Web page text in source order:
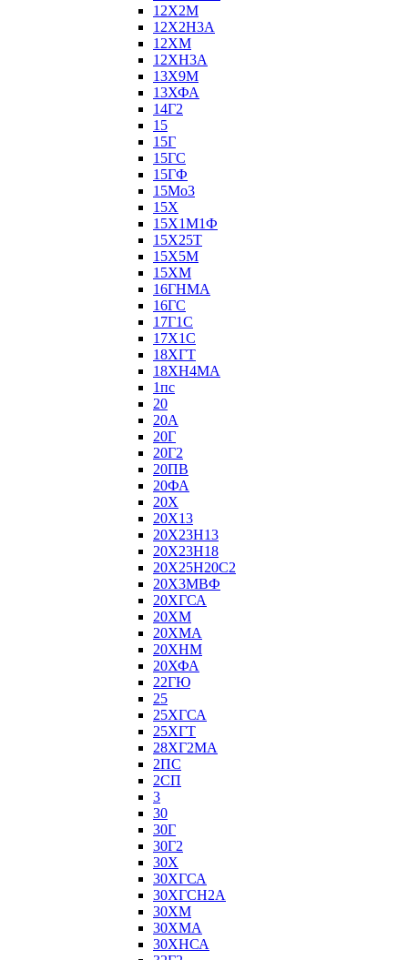
12Х2М
12Х2Н3А
12ХМ
12ХН3А
13Х9М
13ХФА
14Г2
15
15Г
15ГС
15ГФ
15Мо3
15Х
15Х1М1Ф
15Х25Т
15Х5М
15ХМ
16ГНМА
16ГС
17Г1С
17Х1С
18ХГТ
18ХН4МА
1пс
20
20А
20Г
20Г2
20ПВ
20ФА
20Х
20Х13
20Х23Н13
20Х23Н18
20Х25Н20С2
20Х3МВФ
20ХГСА
20ХМ
20ХМА
20ХНМ
20ХФА
22ГЮ
25
25ХГСА
25ХГТ
28ХГ2МА
2ПС
2СП
3
30
30Г
30Г2
30Х
30ХГСА
30ХГСН2А
30ХМ
30ХМА
30ХНСА